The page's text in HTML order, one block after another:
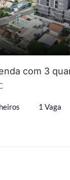
com 3
1 Vaga